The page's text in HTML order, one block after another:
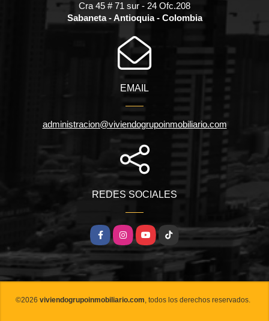
Cra 45 # 71 sur - 24 Ofc.208
Sabaneta - Antioquia - Colombia
EMAIL
administracion@viviendogrupoinmobiliario.com
REDES SOCIALES
FacebookInstagramYouTubeTikTok
©2026 viviendogrupoinmobiliario.com, todos los derechos reservados.